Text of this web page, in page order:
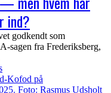
ind?
godkendt som
sagen fra Frederiksberg,